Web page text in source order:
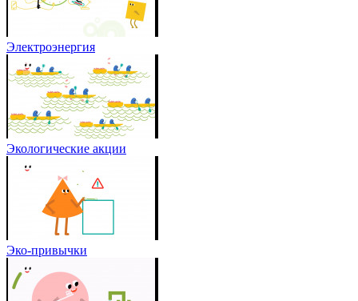
Электроэнергия
Экологические акции
Эко-привычки